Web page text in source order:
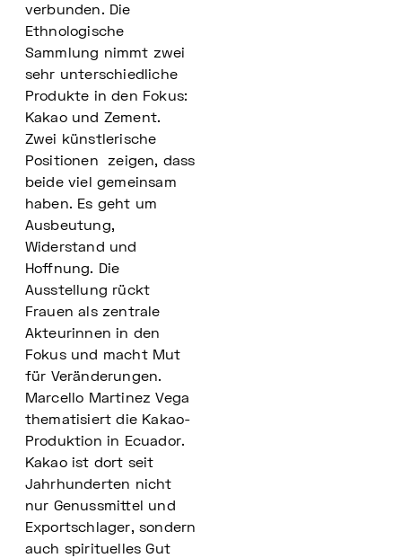
verbunden. Die
Ethnologische
Sammlung nimmt zwei
sehr unterschiedliche
Produkte in den Fokus:
Kakao und Zement.
Zwei künstlerische
Positionen zeigen, dass
beide viel gemeinsam
haben. Es geht um
Ausbeutung,
Widerstand und
Hoffnung. Die
Ausstellung rückt
Frauen als zentrale
Akteurinnen in den
Fokus und macht Mut
für Veränderungen.
Marcello Martinez Vega
thematisiert die Kakao-
Produktion in Ecuador.
Kakao ist dort seit
Jahrhunderten nicht
nur Genussmittel und
Exportschlager, sondern
auch spirituelles Gut